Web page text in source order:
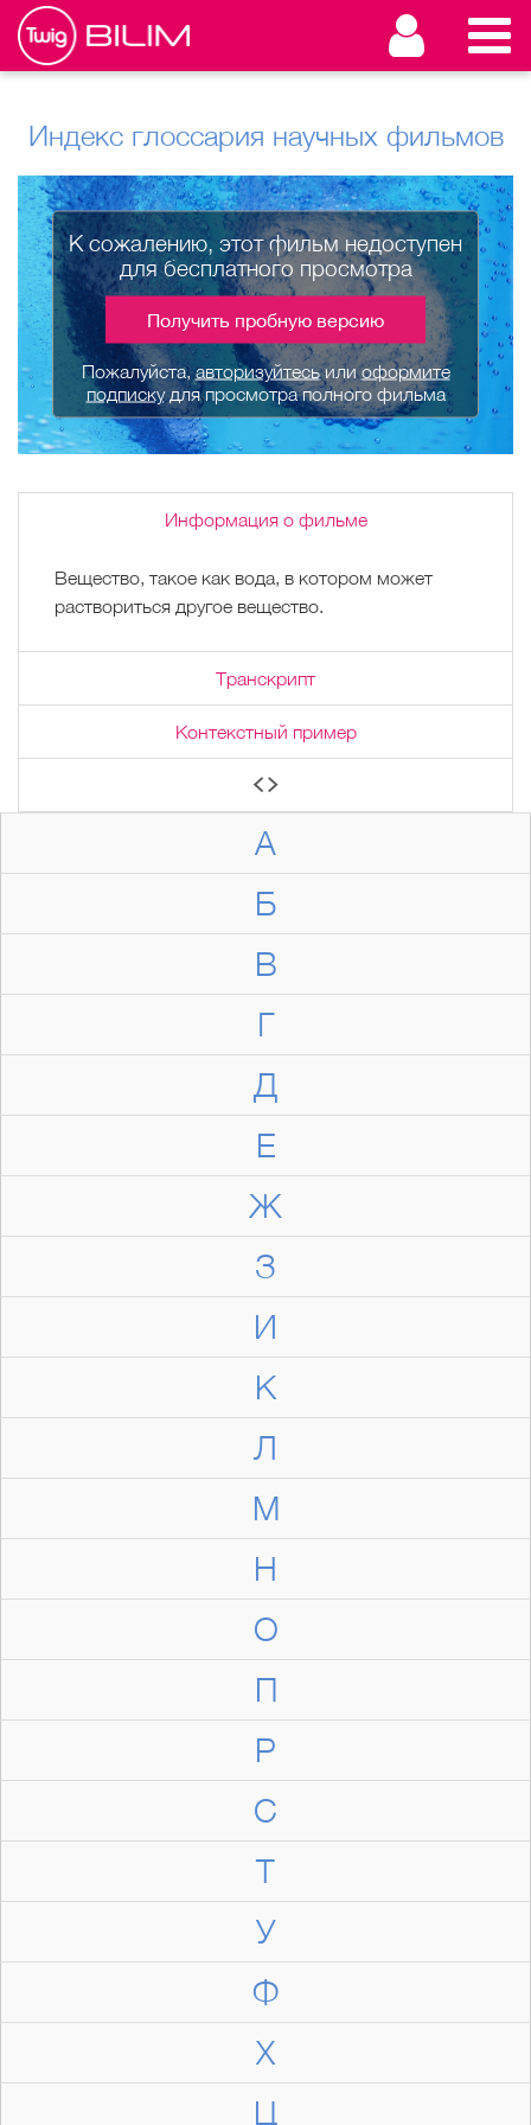
Индекс глоссария научных фильмов
А
Б
В
Г
Д
Е
Ж
З
И
К
Л
М
Н
О
П
Р
С
Т
У
Ф
Х
Ц
К сожалению, этот фильм недоступен
для бесплатного просмотра
Получить пробную версию
Пожалуйста,авторизуйтесьилиоформите
подпискудля просмотра полного фильма
Информация о фильме
Вещество, такое как вода, в котором может
раствориться другое вещество.
Транскрипт
Контекстный пример